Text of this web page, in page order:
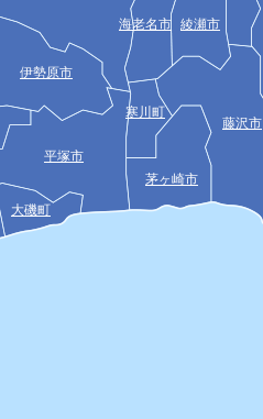
海老名市 綾瀬市
平塚市
藤沢市
茅ヶ崎市
伊勢原市
寒川町
大磯町